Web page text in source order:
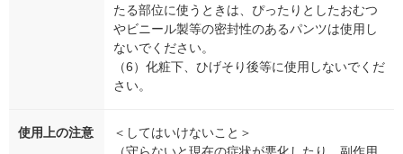
たる部位に使うときは、ぴったりとしたおむつ
やビニール製等の密封性のあるパンツは使用し
ないでください。
（6）化粧下、ひげそり後等に使用しないでくだ
さい。
使用上の注意
＜してはいけないこと＞